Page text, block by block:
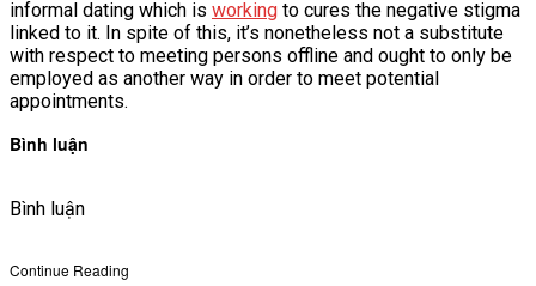
informal dating which is working to cures the negative stigma
linked to it. In spite of this, it’s nonetheless not a substitute
with respect to meeting persons offline and ought to only be
employed as another way in order to meet potential
appointments.
Bình luận
Bình luận
Continue Reading